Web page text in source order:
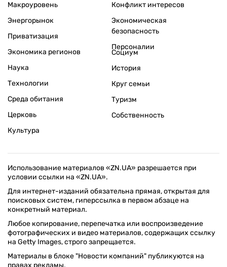
Макроуровень
Энергорынок
Приватизация
Экономика регионов
Конфликт интересов
Экономическая
безопасность
Персоналии
Наука
Технологии
Среда обитания
Церковь
Культура
Социум
История
Круг семьи
Туризм
Собственность
Использование материалов «ZN.UA» разрешается при
условии ссылки на «ZN.UA».
Для интернет-изданий обязательна прямая, открытая для
поисковых систем, гиперссылка в первом абзаце на
конкретный материал.
Любое копирование, перепечатка или воспроизведение
фотографических и видео материалов, содержащих ссылку
на Getty Images, строго запрещается.
Материалы в блоке "Новости компаний" публикуются на